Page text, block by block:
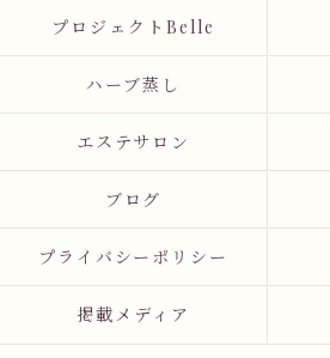
プロジェクトBelle
ハーブ蒸し
エステサロン
ブログ
プライバシーポリシー
掲載メディア